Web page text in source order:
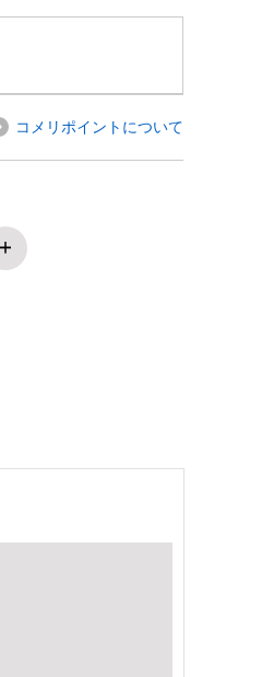
コメリポイントについて